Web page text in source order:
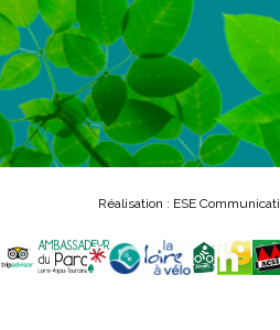
Réalisation : ESE